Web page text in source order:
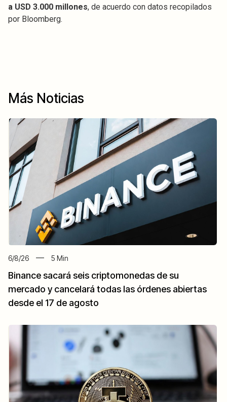
a USD 3.000 millones, de acuerdo con datos recopilados
por Bloomberg.
Más Noticias
6/8/26 5 Min
Binance sacará seis criptomonedas de su
mercado y cancelará todas las órdenes abiertas
desde el 17 de agosto